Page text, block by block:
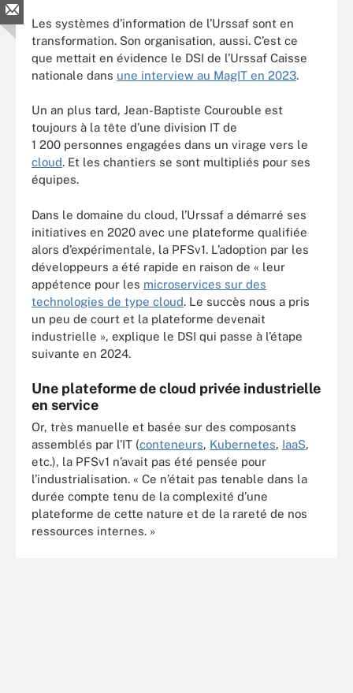
Les systèmes d’information de l’Urssaf sont en
transformation. Son organisation, aussi. C’est ce
que mettait en évidence le DSI de l’Urssaf Caisse
nationale dans une interview au MagIT en 2023.
Un an plus tard, Jean-Baptiste Courouble est
toujours à la tête d’une division IT de
1 200 personnes engagées dans un virage vers le
cloud. Et les chantiers se sont multipliés pour ses
équipes.
Dans le domaine du cloud, l’Urssaf a démarré ses
initiatives en 2020 avec une plateforme qualifiée
alors d’expérimentale, la PFSv1. L’adoption par les
développeurs a été rapide en raison de « leur
appétence pour les microservices sur des
technologies de type cloud. Le succès nous a pris
un peu de court et la plateforme devenait
industrielle », explique le DSI qui passe à l’étape
suivante en 2024.
Une plateforme de cloud privée industrielle
en service
Or, très manuelle et basée sur des composants
assemblés par l’IT (conteneurs, Kubernetes, IaaS,
etc.), la PFSv1 n’avait pas été pensée pour
l’industrialisation. « Ce n’était pas tenable dans la
durée compte tenu de la complexité d’une
plateforme de cette nature et de la rareté de nos
ressources internes. »